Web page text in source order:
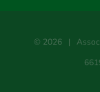
© 2026 |